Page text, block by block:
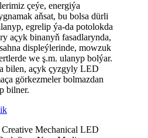
çeýe, energiýa
aňsat, bu bolsa dürli
egrelip ýa-da potolokda
açyk binanyň fasadlarynda,
displeýlerinde, mowzuk
we ş.m. ulanyp bolýar.
bilen, açyk çyzgyly LED
görkezmeler bolmazdan
bilner.